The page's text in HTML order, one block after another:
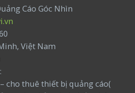
Cáo Góc Nhìn
Việt Nam
cho thuê thiết bị quảng cáo(